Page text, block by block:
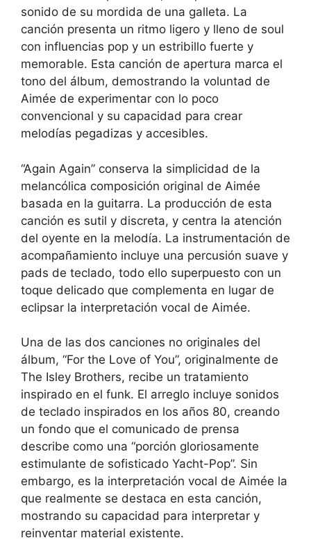
sonido de su mordida de una galleta. La
canción presenta un ritmo ligero y lleno de soul
con influencias pop y un estribillo fuerte y
memorable. Esta canción de apertura marca el
tono del álbum, demostrando la voluntad de
Aimée de experimentar con lo poco
convencional y su capacidad para crear
melodías pegadizas y accesibles.
“Again Again” conserva la simplicidad de la
melancólica composición original de Aimée
basada en la guitarra. La producción de esta
canción es sutil y discreta, y centra la atención
del oyente en la melodía. La instrumentación de
acompañamiento incluye una percusión suave y
pads de teclado, todo ello superpuesto con un
toque delicado que complementa en lugar de
eclipsar la interpretación vocal de Aimée.
Una de las dos canciones no originales del
álbum, “For the Love of You”, originalmente de
The Isley Brothers, recibe un tratamiento
inspirado en el funk. El arreglo incluye sonidos
de teclado inspirados en los años 80, creando
un fondo que el comunicado de prensa
describe como una “porción gloriosamente
estimulante de sofisticado Yacht-Pop”. Sin
embargo, es la interpretación vocal de Aimée la
que realmente se destaca en esta canción,
mostrando su capacidad para interpretar y
reinventar material existente.